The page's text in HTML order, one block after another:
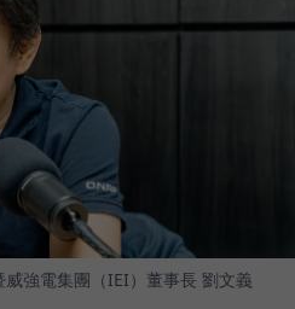
強電集團（IEI）董事長 劉文義